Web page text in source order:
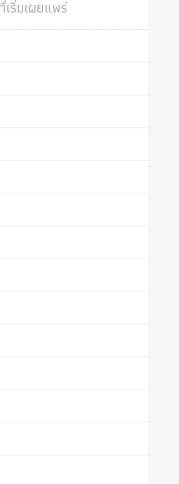
ค
ธรรมาธิปไตย
ฐกับศาสนา
ธรรมชาติ
ริ่มเผยแพร่